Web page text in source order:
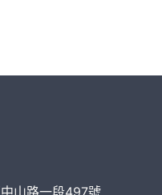
山路一段497號